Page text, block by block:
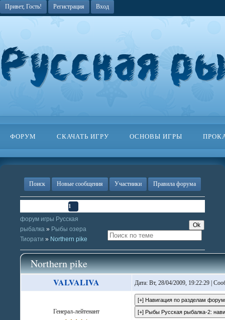
Привет, Гость! Регистрация Вход
ФОРУМ СКАЧАТЬ ИГРУ ОСНОВЫ ИГРЫ
Поиск Новые сообщения Участники Правила форума
1
форум игры Русская
рыбалка » Рыбы озера
Тиорати » Northern pike
Northern pike
VALVALIVA Дата: Вт, 28/04/2009, 19:22:29 |
Генерал-лейтенант